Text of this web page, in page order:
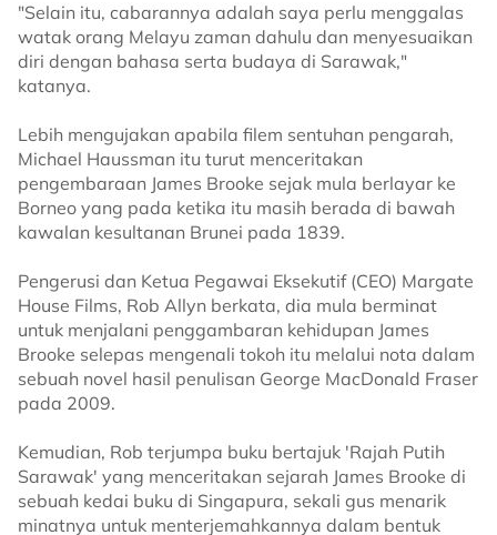
"Selain itu, cabarannya adalah saya perlu menggalas
watak orang Melayu zaman dahulu dan menyesuaikan
diri dengan bahasa serta budaya di Sarawak,"
katanya.
Lebih mengujakan apabila filem sentuhan pengarah,
Michael Haussman itu turut menceritakan
pengembaraan James Brooke sejak mula berlayar ke
Borneo yang pada ketika itu masih berada di bawah
kawalan kesultanan Brunei pada 1839.
Pengerusi dan Ketua Pegawai Eksekutif (CEO) Margate
House Films, Rob Allyn berkata, dia mula berminat
untuk menjalani penggambaran kehidupan James
Brooke selepas mengenali tokoh itu melalui nota dalam
sebuah novel hasil penulisan George MacDonald Fraser
pada 2009.
Kemudian, Rob terjumpa buku bertajuk 'Rajah Putih
Sarawak' yang menceritakan sejarah James Brooke di
sebuah kedai buku di Singapura, sekali gus menarik
minatnya untuk menterjemahkannya dalam bentuk